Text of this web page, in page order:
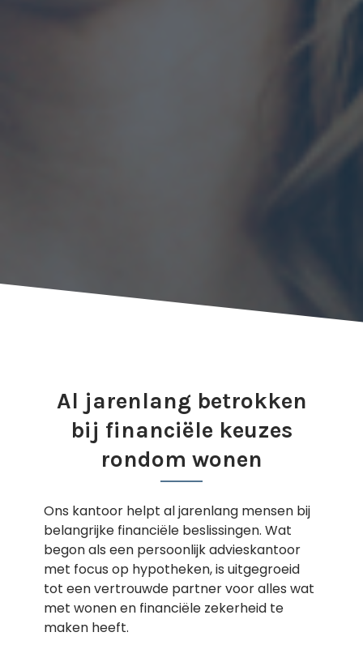
Al jarenlang betrokken
bij financiële keuzes
rondom wonen
Ons kantoor helpt al jarenlang mensen bij
belangrijke financiële beslissingen. Wat
begon als een persoonlijk advieskantoor
met focus op hypotheken, is uitgegroeid
tot een vertrouwde partner voor alles wat
met wonen en financiële zekerheid te
maken heeft.